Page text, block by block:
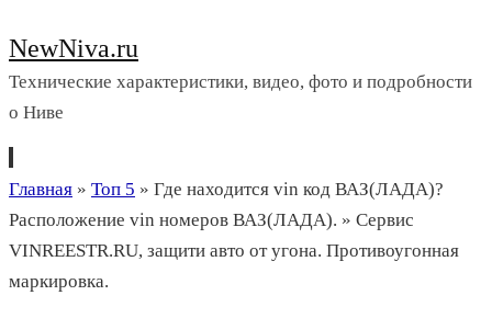
NewNiva.ru
Технические характеристики, видео, фото и подробности
о Ниве
Перейти
к
содержимому
Главная » Топ 5 » Где находится vin код ВАЗ(ЛАДА)?
Расположение vin номеров ВАЗ(ЛАДА). » Сервис
VINREESTR.RU, защити авто от угона. Противоугонная
маркировка.